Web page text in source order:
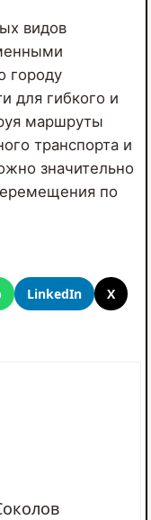
видов
городу
для гибкого и
маршруты
транспорта и
значительно
по
LinkedIn
X